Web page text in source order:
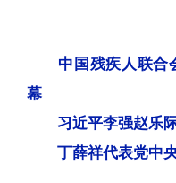
中国残疾人联合
幕
习近平李强赵乐
丁薛祥代表党中